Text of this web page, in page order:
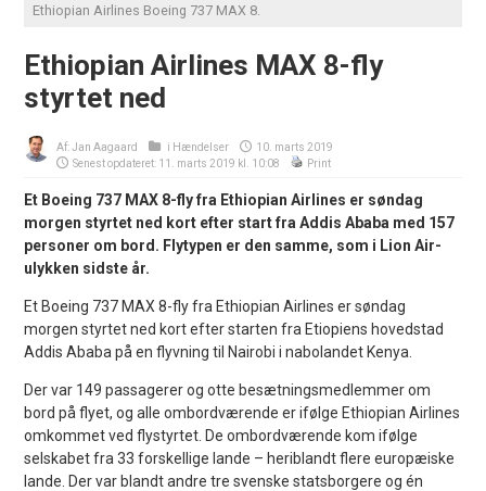
Ethiopian Airlines Boeing 737 MAX 8.
Ethiopian Airlines MAX 8-fly
styrtet ned
Af:Jan Aagaard i Hændelser
10. marts 2019
Senest opdateret: 11. marts 2019 kl. 10:08
Print
Et Boeing 737 MAX 8-fly fra Ethiopian Airlines er søndag
morgen styrtet ned kort efter start fra Addis Ababa med 157
personer om bord. Flytypen er den samme, som i Lion Air-
ulykken sidste år.
Et Boeing 737 MAX 8-fly fra Ethiopian Airlines er søndag
morgen styrtet ned kort efter starten fra Etiopiens hovedstad
Addis Ababa på en flyvning til Nairobi i nabolandet Kenya.
Der var 149 passagerer og otte besætningsmedlemmer om
bord på flyet, og alle ombordværende er ifølge Ethiopian Airlines
omkommet ved flystyrtet. De ombordværende kom ifølge
selskabet fra 33 forskellige lande – heriblandt flere europæiske
lande. Der var blandt andre tre svenske statsborgere og én